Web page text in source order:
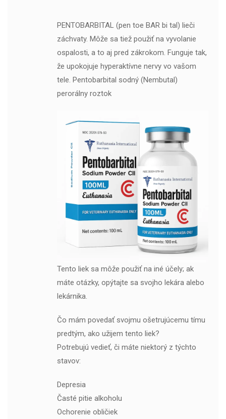
PENTOBARBITAL (pen toe BAR bi tal) lieči
záchvaty. Môže sa tiež použiť na vyvolanie
ospalosti, a to aj pred zákrokom. Funguje tak,
že upokojuje hyperaktívne nervy vo vašom
tele. Pentobarbital sodný (Nembutal)
perorálny roztok
Tento liek sa môže použiť na iné účely; ak
máte otázky, opýtajte sa svojho lekára alebo
lekárnika.
Čo mám povedať svojmu ošetrujúcemu tímu
predtým, ako užijem tento liek?
Potrebujú vedieť, či máte niektorý z týchto
stavov:
Depresia
Časté pitie alkoholu
Ochorenie obličiek